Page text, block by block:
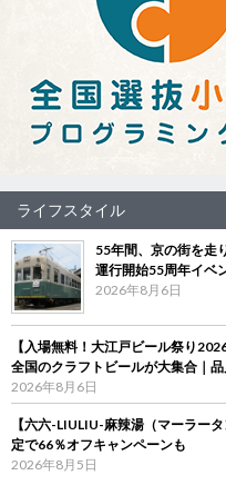
ライフスタイル
55年間、京の街を走
運行開始55周年イベ
2026年8月6日
【入場無料！大江戸ビール祭り
全国のクラフトビールが大集合｜品
2026年8月6日
【六六-LIULIU-麻辣湯（マーラー
定で66％オフキャンペーンも
2026年8月5日